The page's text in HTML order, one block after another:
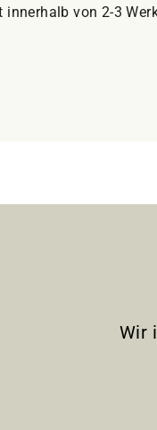
innerhalb von 2-3
Wir